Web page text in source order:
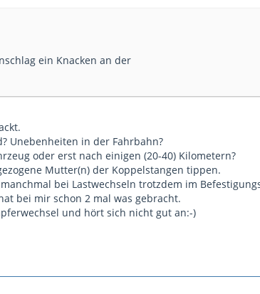
ein Knacken an der
Unebenheiten in der Fahrbahn?
oder erst nach einigen (20-40) Kilometern?
Mutter(n) der Koppelstangen tippen.
bei Lastwechseln trotzdem im
bei mir schon 2 mal was gebracht.
und hört sich nicht gut an:-)